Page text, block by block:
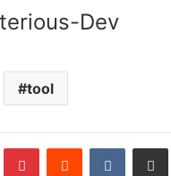
Dev
tool